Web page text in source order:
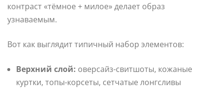
контраст «тёмное + милое» делает образ
узнаваемым.
Вот как выглядит типичный набор элементов:
Верхний слой: оверсайз-свитшоты, кожаные
куртки, топы-корсеты, сетчатые лонгсливы